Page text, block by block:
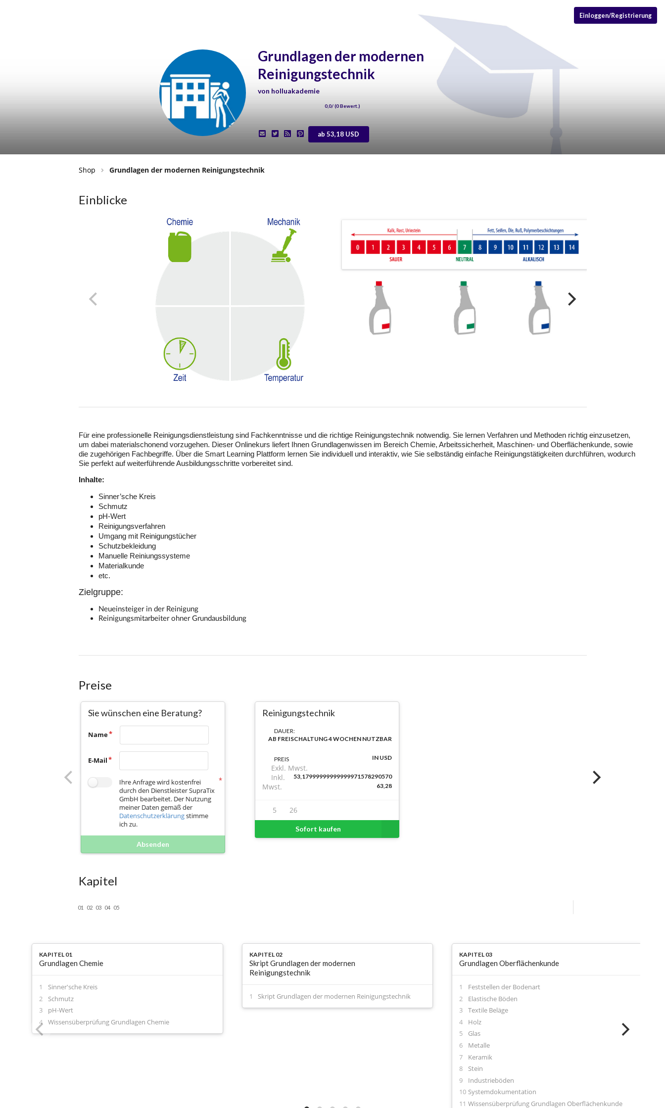
Einloggen/Registrierung
Grundlagen der modernen
Reinigungstechnik
von holluakademie
0,0/ (0Bewert.)
ab 53,18 USD
Shop Grundlagen der modernen Reinigungstechnik
Einblicke
Preise
Sie wünschen eine Beratung?
Name
E-Mail
Ihre Anfrage wird kostenfrei
durch den Dienstleister SupraTix
GmbH bearbeitet. Der Nutzung
meiner Daten gemäß der
Datenschutzerklärungstimme
ich zu.
Absenden
Reinigungstechnik
DAUER:
AB FREISCHALTUNG 4 WOCHEN NUTZBAR
PREIS IN USD
Exkl. Mwst.
53,17999999999999971578290570
Inkl.
Mwst.
63,28
5 26
Sofort kaufen
Kapitel
01 02 03 04 05
KAPITEL 01
Grundlagen Chemie
Sinner'sche Kreis
Schmutz
pH-Wert
Wissensüberprüfung Grundlagen Chemie
KAPITEL 02
Skript Grundlagen der modernen
Reinigungstechnik
Skript Grundlagen der modernen Reinigungstechnik
KAPITEL 03
Grundlagen Oberflächenkunde
Feststellen der Bodenart
Elastische Böden
Textile Beläge
Holz
Glas
Metalle
Keramik
Stein
Industrieböden
Systemdokumentation
Wissensüberprüfung Grundlagen Oberflächenkunde